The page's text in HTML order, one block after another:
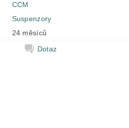
CCM
Suspenzory
24 měsíců
Dotaz